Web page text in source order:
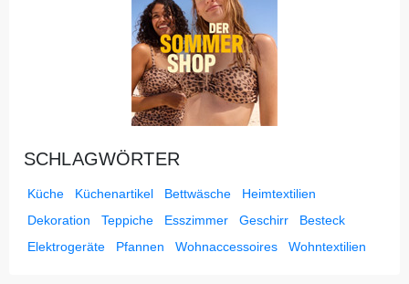
SCHLAGWÖRTER
Küche Küchenartikel Bettwäsche
Heimtextilien
Dekoration
Teppiche Esszimmer Geschirr
Besteck
Elektrogeräte
Pfannen Wohnaccessoires Wohntextilien